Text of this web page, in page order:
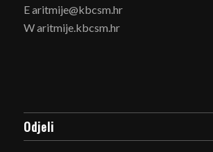
E aritmije@kbcsm.hr
W aritmije.kbcsm.hr
Odjeli